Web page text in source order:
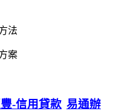
法
案
-信用貸款 易通辦